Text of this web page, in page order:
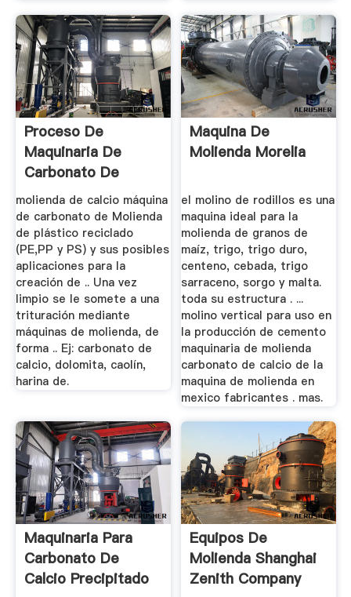
Proceso De
Maquinaria De
Carbonato De
Calcio De Molienda
molienda de calcio máquina
de carbonato de Molienda
de plástico reciclado
(PE,PP y PS) y sus posibles
aplicaciones para la
creación de .. Una vez
limpio se le somete a una
trituración mediante
máquinas de molienda, de
forma .. Ej: carbonato de
calcio, dolomita, caolín,
harina de.
Maquina De
Molienda Morelia
el molino de rodillos es una
maquina ideal para la
molienda de granos de
maíz, trigo, trigo duro,
centeno, cebada, trigo
sarraceno, sorgo y malta.
toda su estructura . ...
molino vertical para uso en
la producción de cemento
maquinaria de molienda
carbonato de calcio de la
maquina de molienda en
mexico fabricantes . mas.
Maquinaria Para
Carbonato De
Calcio Precipitado
Equipos De
Molienda Shanghai
Zenith Company